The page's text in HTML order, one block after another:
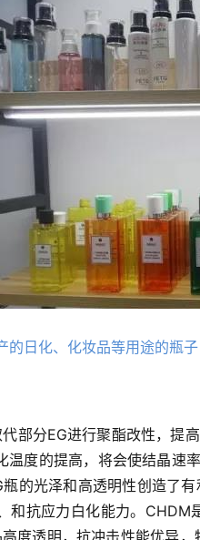
的日化、化妆品等用途的瓶子
部分EG进行聚酯改性，提
温度的提高，将会使结晶速
瓶的光泽和高透明性创造了
和抗应力白化能力。
度透明，抗冲击性能优异